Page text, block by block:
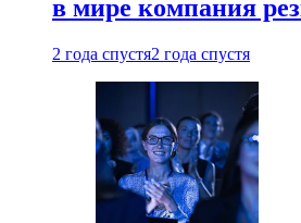
в мире компания
2 года спустя2 года спустя